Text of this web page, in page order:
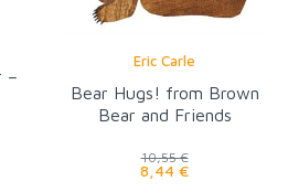
–
Eric Carle
Bear Hugs! from Brown
Bear and Friends
10,55 €
8,44 €